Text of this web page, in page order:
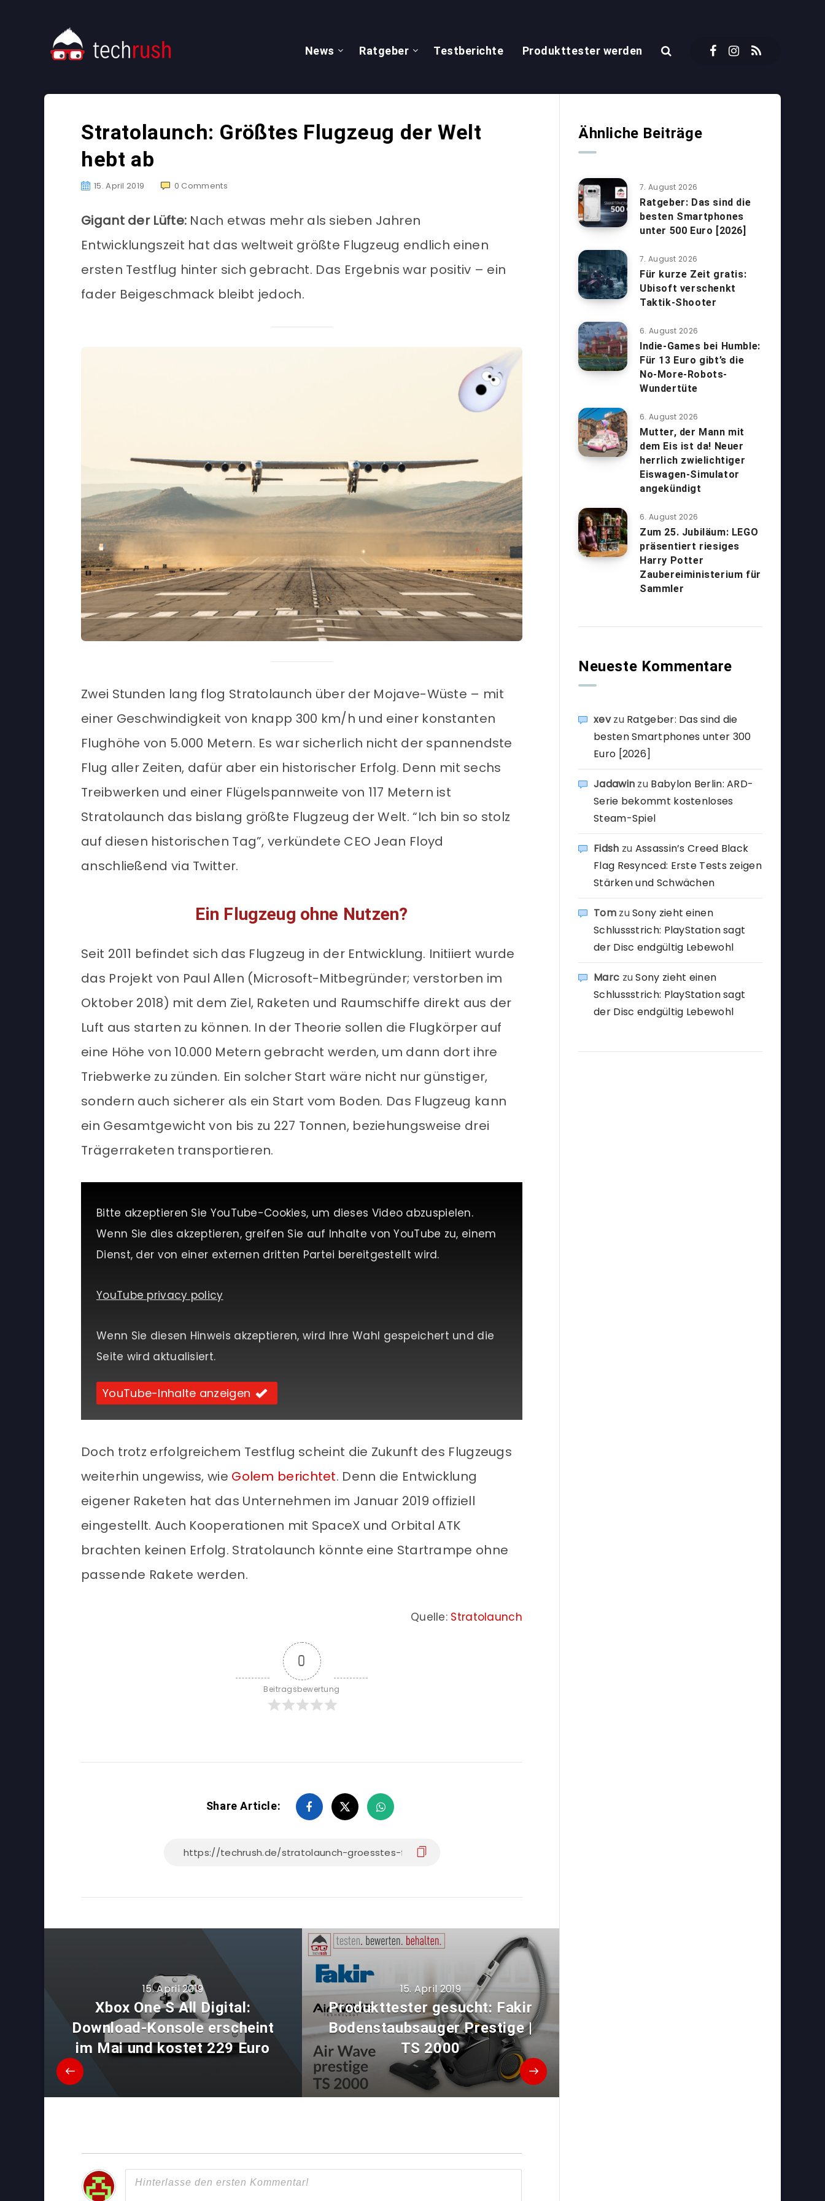
News Ratgeber Testberichte Produkttester werden
Stratolaunch: Größtes Flugzeug der Welt
hebt ab
15. April 2019 0 Comments
Gigant der Lüfte: Nach etwas mehr als sieben Jahren
Entwicklungszeit hat das weltweit größte Flugzeug endlich einen
ersten Testflug hinter sich gebracht. Das Ergebnis war positiv – ein
fader Beigeschmack bleibt jedoch.
Zwei Stunden lang flog Stratolaunch über der Mojave-Wüste – mit
einer Geschwindigkeit von knapp 300 km/h und einer konstanten
Flughöhe von 5.000 Metern. Es war sicherlich nicht der spannendste
Flug aller Zeiten, dafür aber ein historischer Erfolg. Denn mit sechs
Treibwerken und einer Flügelspannweite von 117 Metern ist
Stratolaunch das bislang größte Flugzeug der Welt. “Ich bin so stolz
auf diesen historischen Tag”, verkündete CEO Jean Floyd
anschließend via Twitter.
Ein Flugzeug ohne Nutzen?
Seit 2011 befindet sich das Flugzeug in der Entwicklung. Initiiert wurde
das Projekt von Paul Allen (Microsoft-Mitbegründer; verstorben im
Oktober 2018) mit dem Ziel, Raketen und Raumschiffe direkt aus der
Luft aus starten zu können. In der Theorie sollen die Flugkörper auf
eine Höhe von 10.000 Metern gebracht werden, um dann dort ihre
Triebwerke zu zünden. Ein solcher Start wäre nicht nur günstiger,
sondern auch sicherer als ein Start vom Boden. Das Flugzeug kann
ein Gesamtgewicht von bis zu 227 Tonnen, beziehungsweise drei
Trägerraketen transportieren.
Bitte akzeptieren Sie YouTube-Cookies, um dieses Video abzuspielen.
Wenn Sie dies akzeptieren, greifen Sie auf Inhalte von YouTube zu, einem
Dienst, der von einer externen dritten Partei bereitgestellt wird.
YouTube privacy policy
Wenn Sie diesen Hinweis akzeptieren, wird Ihre Wahl gespeichert und die
Seite wird aktualisiert.
YouTube-Inhalte anzeigen
Doch trotz erfolgreichem Testflug scheint die Zukunft des Flugzeugs
weiterhin ungewiss, wie Golem berichtet. Denn die Entwicklung
eigener Raketen hat das Unternehmen im Januar 2019 offiziell
eingestellt. Auch Kooperationen mit SpaceX und Orbital ATK
brachten keinen Erfolg. Stratolaunch könnte eine Startrampe ohne
passende Rakete werden.
Quelle: Stratolaunch
0
Beitragsbewertung
Share Article:
15. April 2019
Xbox One S All Digital:
Download-Konsole erscheint
im Mai und kostet 229 Euro
15. April 2019
Produkttester gesucht: Fakir
Bodenstaubsauger Prestige |
TS 2000
Ähnliche Beiträge
7. August 2026
Ratgeber: Das sind die
besten Smartphones
unter 500 Euro [2026]
7. August 2026
Für kurze Zeit gratis:
Ubisoft verschenkt
Taktik-Shooter
6. August 2026
Indie-Games bei Humble:
Für 13 Euro gibt’s die
No-More-Robots-
Wundertüte
6. August 2026
Mutter, der Mann mit
dem Eis ist da! Neuer
herrlich zwielichtiger
Eiswagen-Simulator
angekündigt
6. August 2026
Zum 25. Jubiläum: LEGO
präsentiert riesiges
Harry Potter
Zaubereiministerium für
Sammler
Neueste Kommentare
xevzu Ratgeber: Das sind die
besten Smartphones unter 300
Euro [2026]
Jadawin zu Babylon Berlin: ARD-
Serie bekommt kostenloses
Steam-Spiel
Fidsh zu Assassin’s Creed Black
Flag Resynced: Erste Tests zeigen
Stärken und Schwächen
TomzuSony zieht einen
Schlussstrich: PlayStation sagt
der Disc endgültig Lebewohl
Marc zuSony zieht einen
Schlussstrich: PlayStation sagt
der Disc endgültig Lebewohl